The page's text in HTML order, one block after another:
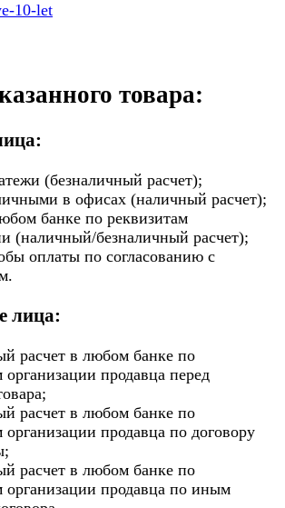
10-let
товара:
(безналичный расчет);
в офисах (наличный расчет);
банке по реквизитам
(наличный/безналичный расчет);
оплаты по согласованию с
лица:
расчет в любом банке по
организации продавца перед
расчет в любом банке по
организации продавца по договору
расчет в любом банке по
организации продавца по иным